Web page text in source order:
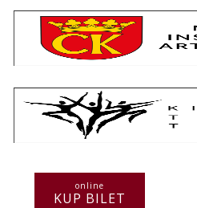
online
KUP BILET
Repertuar